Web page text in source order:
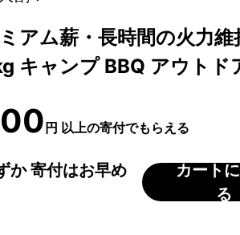
アム薪・長時間の火力維
キャンプ BBQ アウトド
円 以上の寄付でもらえる
か 寄付はお早め
カート
る